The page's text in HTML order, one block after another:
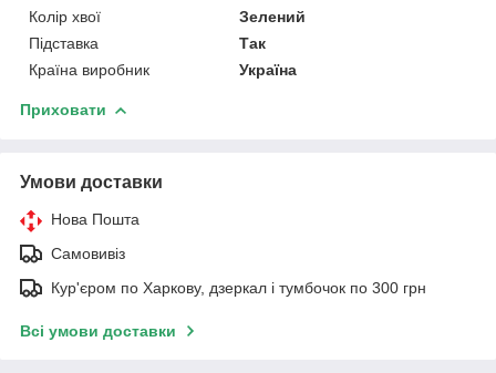
Колір хвої
Зелений
Підставка
Так
Країна виробник
Україна
Приховати
Умови доставки
Нова Пошта
Самовивіз
Кур'єром по Харкову, дзеркал і тумбочок по 300 грн
Всі умови доставки